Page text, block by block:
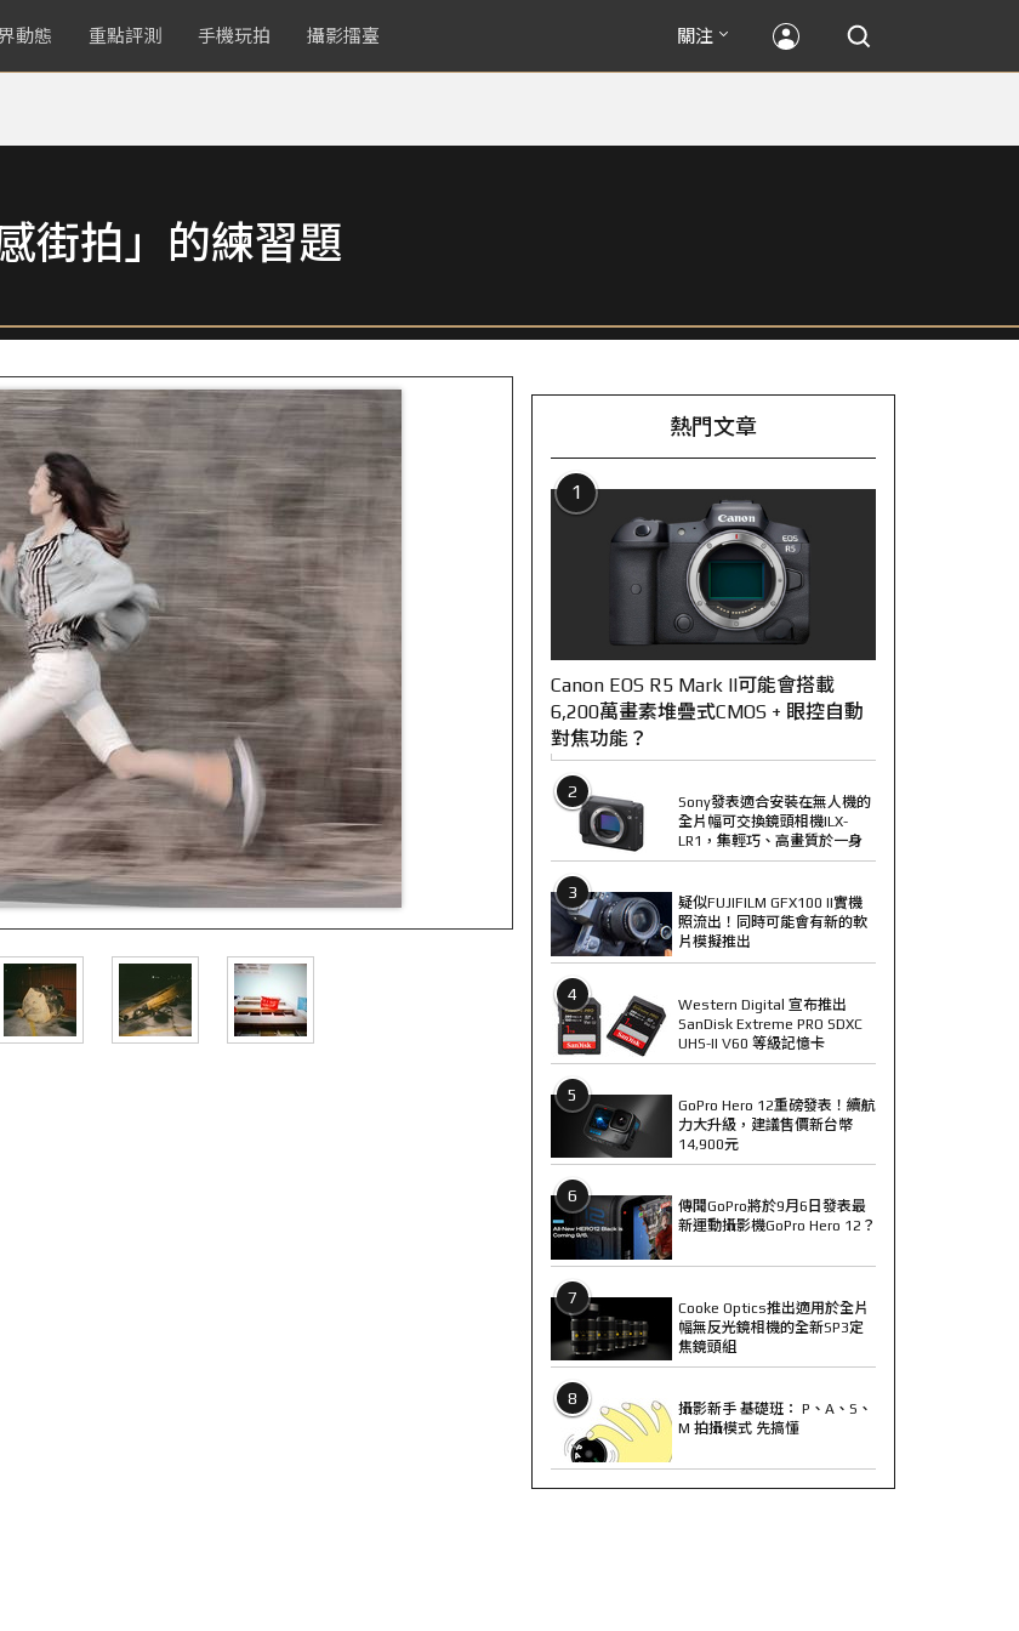
動態 重點評測 手機玩拍 攝影擂臺 關注
街拍」的練習題
熱門文章
1
Canon EOS R5 Mark II可能會搭載
6,200萬畫素堆疊式CMOS + 眼控自動
對焦功能？
2
Sony發表適合安裝在無人機的
全片幅可交換鏡頭相機ILX-
LR1，集輕巧、高畫質於一身
3
疑似FUJIFILM GFX100 II實機
照流出！同時可能會有新的軟
片模擬推出
4
Western Digital 宣布推出
SanDisk Extreme PRO SDXC
UHS-II V60 等級記憶卡
5
GoPro Hero 12重磅發表！續航
力大升級，建議售價新台幣
14,900元
6
傳聞GoPro將於9月6日發表最
新運動攝影機GoPro Hero 12？
7
Cooke Optics推出適用於全片
幅無反光鏡相機的全新SP3定
焦鏡頭組
8
攝影新手 基礎班： P、A、S、
M 拍攝模式 先搞懂